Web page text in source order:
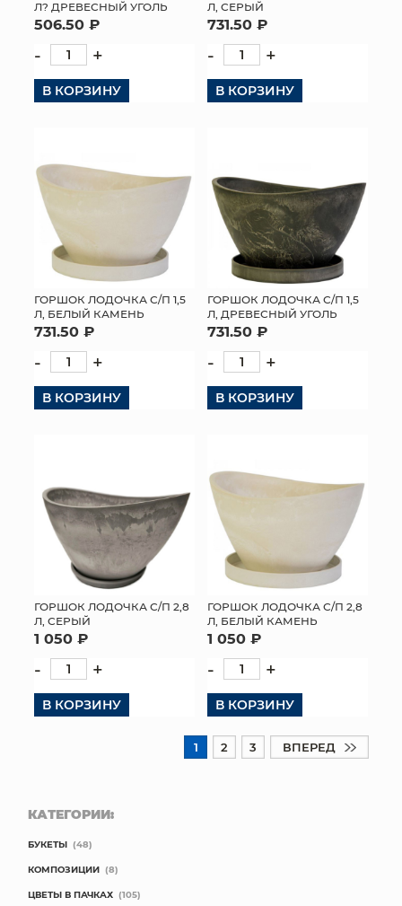
Л? ДРЕВЕСНЫЙ УГОЛЬ
506.50 ₽
- +
В КОРЗИНУ
Л, СЕРЫЙ
731.50 ₽
- +
В КОРЗИНУ
ГОРШОК ЛОДОЧКА С/П 1,5
Л, БЕЛЫЙ КАМЕНЬ
731.50 ₽
- +
В КОРЗИНУ
ГОРШОК ЛОДОЧКА С/П 1,5
Л, ДРЕВЕСНЫЙ УГОЛЬ
731.50 ₽
- +
В КОРЗИНУ
ГОРШОК ЛОДОЧКА С/П 2,8
Л, СЕРЫЙ
1 050 ₽
- +
В КОРЗИНУ
ГОРШОК ЛОДОЧКА С/П 2,8
Л, БЕЛЫЙ КАМЕНЬ
1 050 ₽
- +
В КОРЗИНУ
1 2 3 ВПЕРЕД
КАТЕГОРИИ:
БУКЕТЫ (48)
КОМПОЗИЦИИ (8)
ЦВЕТЫ В ПАЧКАХ (105)